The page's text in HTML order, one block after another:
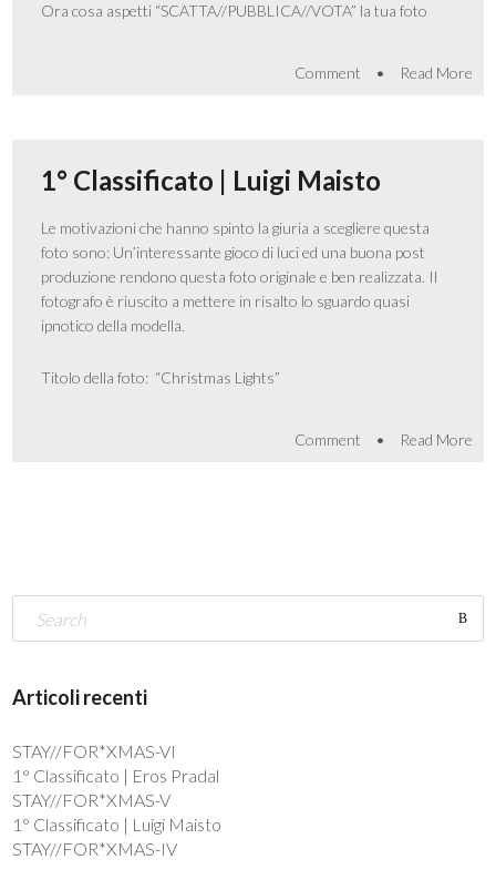
Ora cosa aspetti “SCATTA//PUBBLICA//VOTA” la tua foto
Comment • Read More
1° Classificato | Luigi Maisto
Le motivazioni che hanno spinto la giuria a scegliere questa
foto sono: Un’interessante gioco di luci ed una buona post
produzione rendono questa foto originale e ben realizzata. Il
fotografo è riuscito a mettere in risalto lo sguardo quasi
ipnotico della modella.
Titolo della foto: “Christmas Lights”
Comment • Read More
Articoli recenti
STAY//FOR*XMAS-VI
1° Classificato | Eros Pradal
STAY//FOR*XMAS-V
1° Classificato | Luigi Maisto
STAY//FOR*XMAS-IV